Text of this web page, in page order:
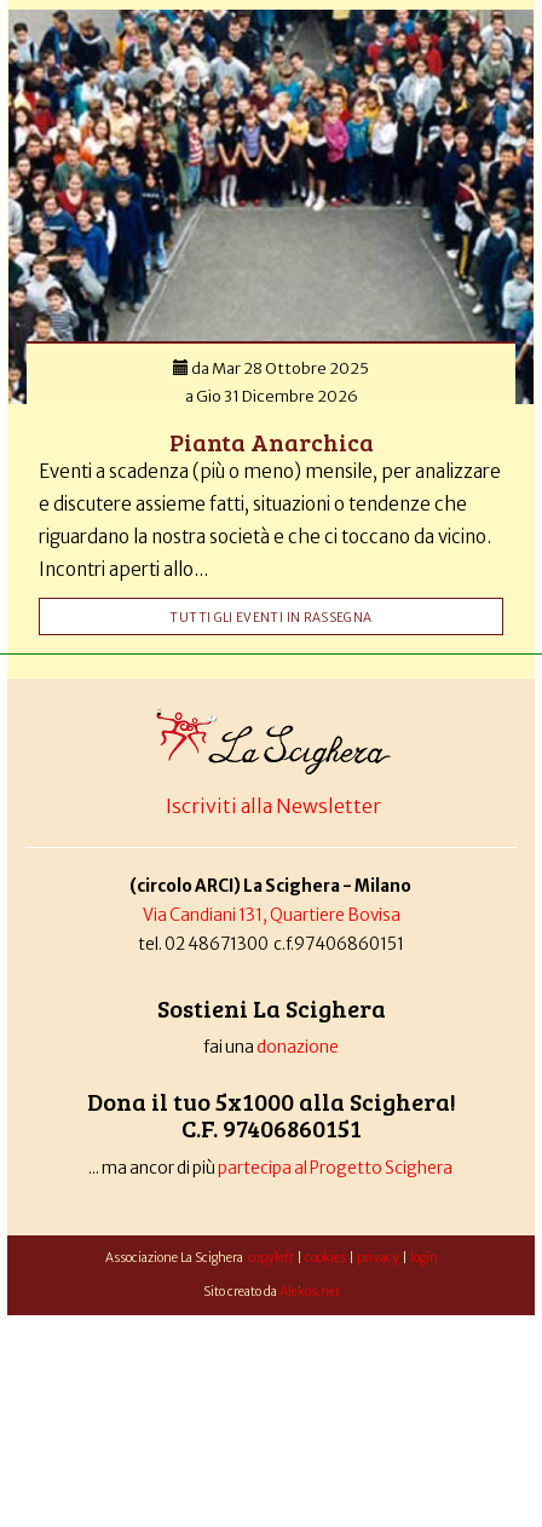
da Mar 28 Ottobre 2025
aGio 31 Dicembre 2026
Pianta Anarchica
Eventi a scadenza (più o meno) mensile, per analizzare
e discutere assieme fatti, situazioni o tendenze che
riguardano la nostra società e che ci toccano da vicino.
Incontri aperti allo...
TUTTI GLI EVENTI IN RASSEGNA
Iscriviti alla Newsletter
(circolo ARCI) La Scighera - Milano
Via Candiani 131, Quartiere Bovisa
tel. 02 48671300 c.f.97406860151
Sostieni La Scighera
fai unadonazione
Dona il tuo 5x1000 alla Scighera!
C.F. 97406860151
... ma ancor di piùpartecipa al Progetto Scighera
Associazione La Scighera copyleft| cookies| privacy| login
Sito creato da Alekos.net